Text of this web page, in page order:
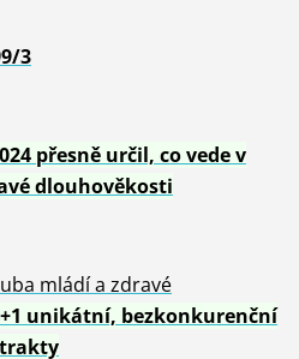
3
přesně určil, co vede v
dlouhověkosti
mládí a zdravé
unikátní, bezkonkurenční